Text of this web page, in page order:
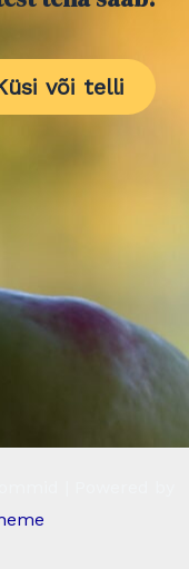
või telli